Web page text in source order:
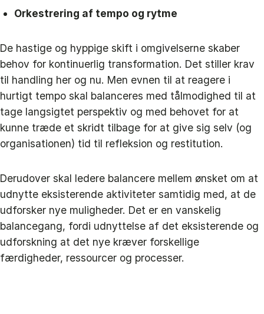
Orkestrering af tempo og rytme
De hastige og hyppige skift i omgivelserne skaber
behov for kontinuerlig transformation. Det stiller krav
til handling her og nu. Men evnen til at reagere i
hurtigt tempo skal balanceres med tålmodighed til at
tage langsigtet perspektiv og med behovet for at
kunne træde et skridt tilbage for at give sig selv (og
organisationen) tid til refleksion og restitution.
Derudover skal ledere balancere mellem ønsket om at
udnytte eksisterende aktiviteter samtidig med, at de
udforsker nye muligheder. Det er en vanskelig
balancegang, fordi udnyttelse af det eksisterende og
udforskning at det nye kræver forskellige
færdigheder, ressourcer og processer.